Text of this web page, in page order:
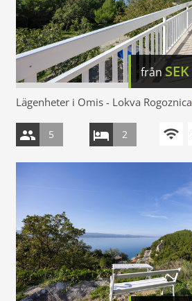
frånSEK
Lägenheter i Omis - Lokva Rogoznica
5 2